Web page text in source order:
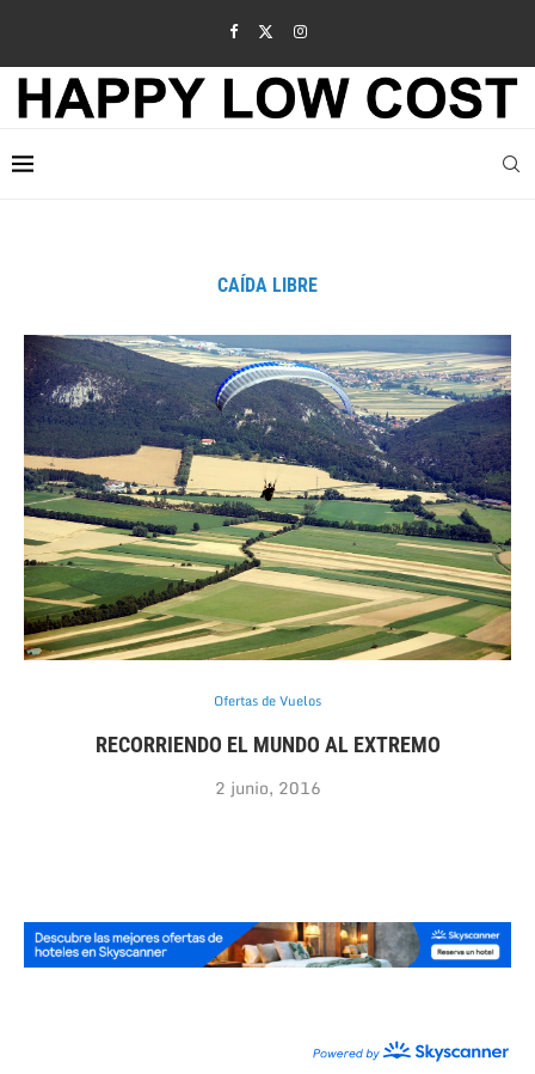
CAÍDA LIBRE
Ofertas de Vuelos
RECORRIENDO EL MUNDO AL EXTREMO
2 junio, 2016